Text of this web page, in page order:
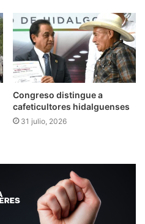
Congreso distingue a
cafeticultores hidalguenses
31 julio, 2026